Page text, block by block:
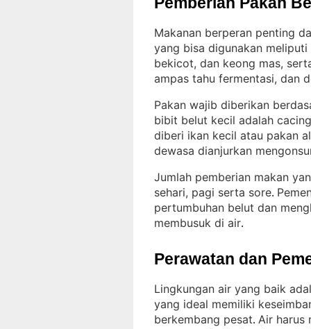
Makanan berperan penting
yang bisa digunakan
bekicot, dan keong mas,
ampas tahu fermentasi, dan
Pakan wajib diberikan
bibit belut kecil adalah
diberi ikan kecil atau pakan
dewasa dianjurkan
Jumlah pemberian makan
sehari, pagi serta sore.
pertumbuhan belut dan
membusuk di air.
Perawatan dan
Lingkungan air yang baik
yang ideal memiliki
berkembang pesat. Air harus